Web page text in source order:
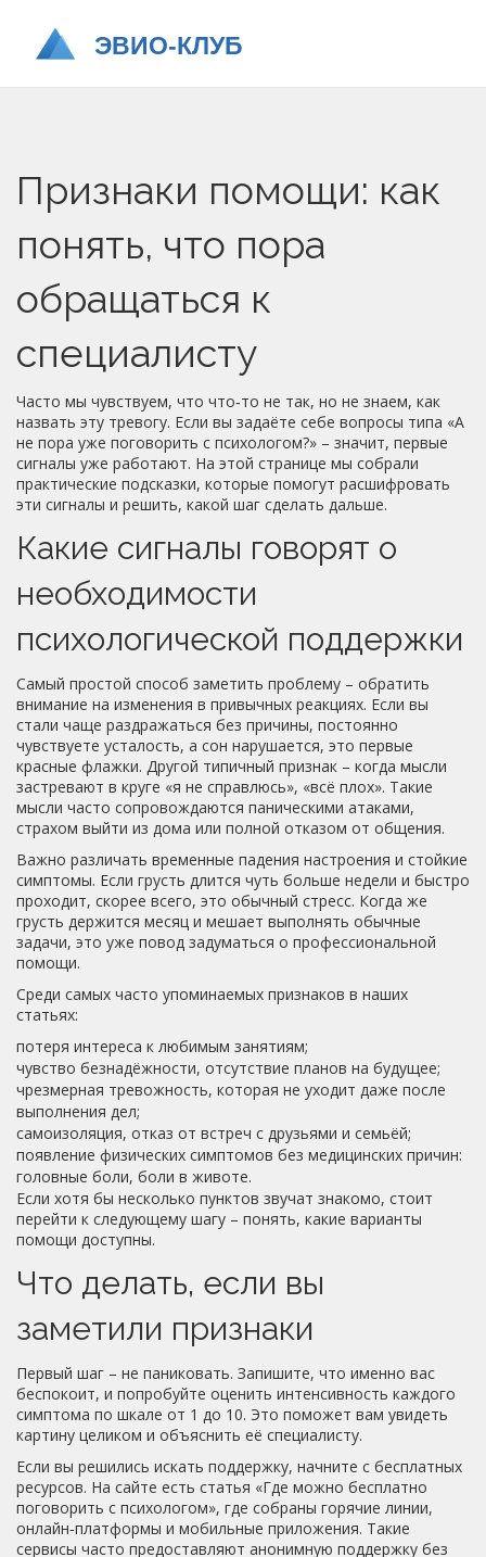
Признаки помощи: как
понять, что пора
обращаться к
специалисту
Часто мы чувствуем, что что‑то не так, но не знаем, как
назвать эту тревогу. Если вы задаёте себе вопросы типа «А
не пора уже поговорить с психологом?» – значит, первые
сигналы уже работают. На этой странице мы собрали
практические подсказки, которые помогут расшифровать
эти сигналы и решить, какой шаг сделать дальше.
Какие сигналы говорят о
необходимости
психологической поддержки
Самый простой способ заметить проблему – обратить
внимание на изменения в привычных реакциях. Если вы
стали чаще раздражаться без причины, постоянно
чувствуете усталость, а сон нарушается, это первые
красные флажки. Другой типичный признак – когда мысли
застревают в круге «я не справлюсь», «всё плох». Такие
мысли часто сопровождаются паническими атаками,
страхом выйти из дома или полной отказом от общения.
Важно различать временные падения настроения и стойкие
симптомы. Если грусть длится чуть больше недели и быстро
проходит, скорее всего, это обычный стресс. Когда же
грусть держится месяц и мешает выполнять обычные
задачи, это уже повод задуматься о профессиональной
помощи.
Среди самых часто упоминаемых признаков в наших
статьях:
потеря интереса к любимым занятиям;
чувство безнадёжности, отсутствие планов на будущее;
чрезмерная тревожность, которая не уходит даже после
выполнения дел;
самоизоляция, отказ от встреч с друзьями и семьёй;
появление физических симптомов без медицинских причин:
головные боли, боли в животе.
Если хотя бы несколько пунктов звучат знакомо, стоит
перейти к следующему шагу – понять, какие варианты
помощи доступны.
Что делать, если вы
заметили признаки
Первый шаг – не паниковать. Запишите, что именно вас
беспокоит, и попробуйте оценить интенсивность каждого
симптома по шкале от 1 до 10. Это поможет вам увидеть
картину целиком и объяснить её специалисту.
Если вы решились искать поддержку, начните с бесплатных
ресурсов. На сайте есть статья «Где можно бесплатно
поговорить с психологом», где собраны горячие линии,
онлайн‑платформы и мобильные приложения. Такие
сервисы часто предоставляют анонимную поддержку без